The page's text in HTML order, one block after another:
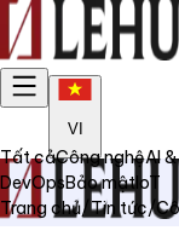
VI
Tất cảCông nghệAI
DevOpsBảo mậtIoT
Trang chủ/Tin tức/